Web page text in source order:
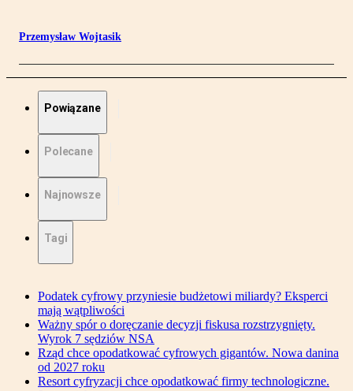
Przemysław Wojtasik
Powiązane
Polecane
Najnowsze
Tagi
Podatek cyfrowy przyniesie budżetowi miliardy? Eksperci
mają wątpliwości
Ważny spór o doręczanie decyzji fiskusa rozstrzygnięty.
Wyrok 7 sędziów NSA
Rząd chce opodatkować cyfrowych gigantów. Nowa danina
od 2027 roku
Resort cyfryzacji chce opodatkować firmy technologiczne.